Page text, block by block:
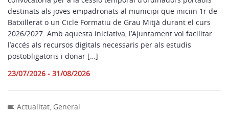
destinats als joves empadronats al municipi que iniciïn 1r de
Batxillerat o un Cicle Formatiu de Grau Mitjà durant el curs
2026/2027. Amb aquesta iniciativa, l’Ajuntament vol facilitar
l’accés als recursos digitals necessaris per als estudis
postobligatoris i donar […]
23/07/2026 - 31/08/2026
Actualitat, General